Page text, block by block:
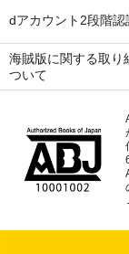
dアカウント2段階認
海賊版に関する取り
ついて